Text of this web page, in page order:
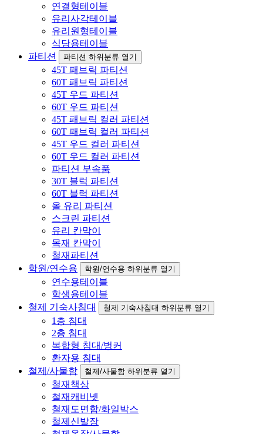
연결형테이블
유리사각테이블
유리원형테이블
식당용테이블
파티션
파티션 하위분류 열기
45T 패브릭 파티션
60T 패브릭 파티션
45T 우드 파티션
60T 우드 파티션
45T 패브릭 컬러 파티션
60T 패브릭 컬러 파티션
45T 우드 컬러 파티션
60T 우드 컬러 파티션
파티션 부속품
30T 블럭 파티션
60T 블럭 파티션
올 유리 파티션
스크린 파티션
유리 칸막이
목재 칸막이
철재파티션
학원/연수용
학원/연수용 하위분류 열기
연수용테이블
학생용테이블
철제 기숙사침대
철제 기숙사침대 하위분류 열기
1층 침대
2층 침대
복합형 침대/벙커
환자용 침대
철제/사물함
철제/사물함 하위분류 열기
철재책상
철재캐비넷
철재도면함/화일박스
철제신발장